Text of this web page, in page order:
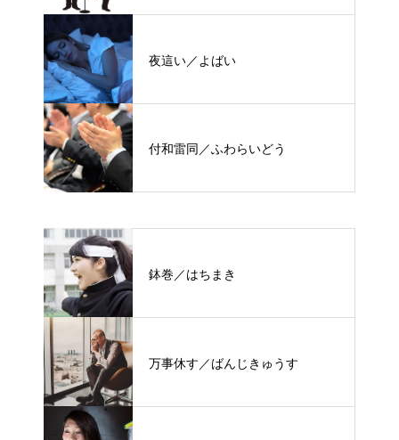
夜這い／よばい
付和雷同／ふわらいどう
鉢巻／はちまき
万事休す／ばんじきゅうす